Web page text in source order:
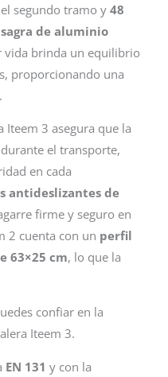
segundo tramo y 48
de aluminio
vida brinda un equilibrio
proporcionando una
Iteem 3 asegura que la
el transporte,
en cada
antideslizantes de
firme y seguro en
2 cuenta con un perfil
63×25 cm, lo que la
confiar en la
Iteem 3.
EN 131 y con la